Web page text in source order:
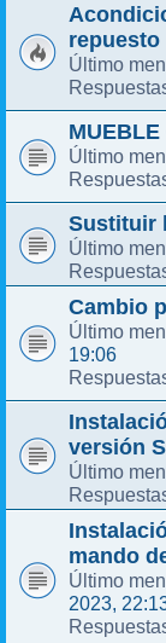
repuesto
Último
MUEBLE
Último
Sustituir
Último
Cambio
Último
19:06
versión
Último
mando
Último
2023,